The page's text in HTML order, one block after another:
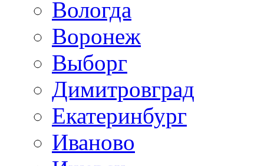
Вологда
Воронеж
Выборг
Димитровград
Екатеринбург
Иваново